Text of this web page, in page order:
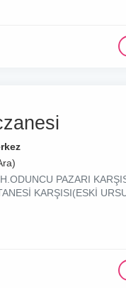
PAZARI
KARŞISI(ESKİ